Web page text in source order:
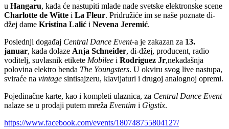
u Hangaru, kada će nastupiti mlade nade svetske elektronske scene
Charlotte de Witte i La Fleur. Pridružiće im se naše poznate di-
džej dame Kristina Lalić i Nevena Jeremić.
Poslednji događaj Central Dance Event-a je zakazan za 13.
januar, kada dolaze Anja Schneider, di-džej, producent, radio
voditelj, suvlasnik etikete Mobilee i Rodriguez Jr,nekadašnja
polovina elektro benda The Youngsters. U okviru svog live nastupa,
sviraće na vintage sintisajzeru, klavijaturi i drugoj analognoj opremi.
Pojedinačne karte, kao i kompleti ulaznica, za Central Dance Event
nalaze se u prodaji putem mreža Eventim i Gigstix.
https://www.facebook.com/events/180748755804127/